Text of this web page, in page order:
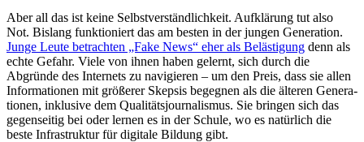
Aber all das ist keine Selbst­ver­ständ­lich­keit. Auf­klä­rung tut also
Not. Bislang funk­tio­niert das am besten in der jungen Genera­tion.
Junge Leute betrach­ten „Fake News“ eher als Beläs­ti­gung denn als
echte Gefahr. Viele von ihnen haben gelernt, sich durch die
Abgründe des Inter­nets zu navi­gie­ren – um den Preis, dass sie allen
Infor­ma­tio­nen mit grö­ße­rer Skepsis begeg­nen als die älteren Genera­
tio­nen, inklu­sive dem Qua­li­täts­jour­na­lis­mus. Sie bringen sich das
gegen­sei­tig bei oder lernen es in der Schule, wo es natür­lich die
beste Infra­struk­tur für digi­tale Bildung gibt.